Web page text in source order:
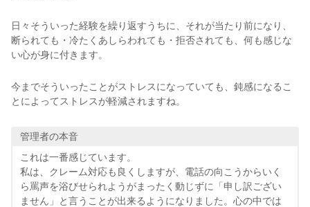
日々そういった経験を繰り返すうちに、それが当たり前になり、
断られても・冷たくあしらわれても・拒否されても、何も感じな
い心が身に付きます。
今までそういったことがストレスになっていても、鈍感になるこ
とによってストレスが軽減されますね。
管理者の本音
これは一番感じています。
私は、クレーム対応も良くしますが、電話の向こうからいく
ら罵声を浴びせられようがまったく動じずに「申し訳ござい
ません」と言うことが出来るようになりました。心の中では